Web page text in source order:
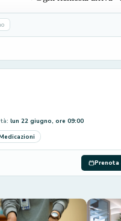
lun 22 giugno, ore 09:00
Prenota